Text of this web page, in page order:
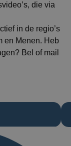
die via
in de regio’s
en Menen. Heb
Bel of mail